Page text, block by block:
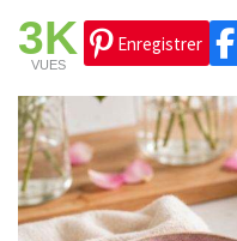
3K
VUES
Enregistrer